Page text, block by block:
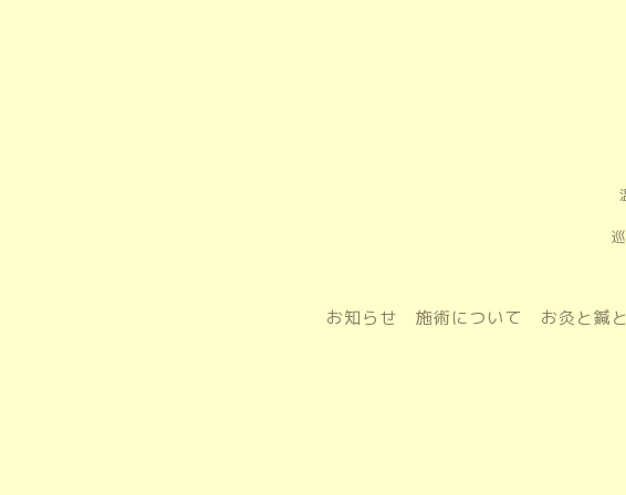
巡
お知らせ 施術について お灸と鍼